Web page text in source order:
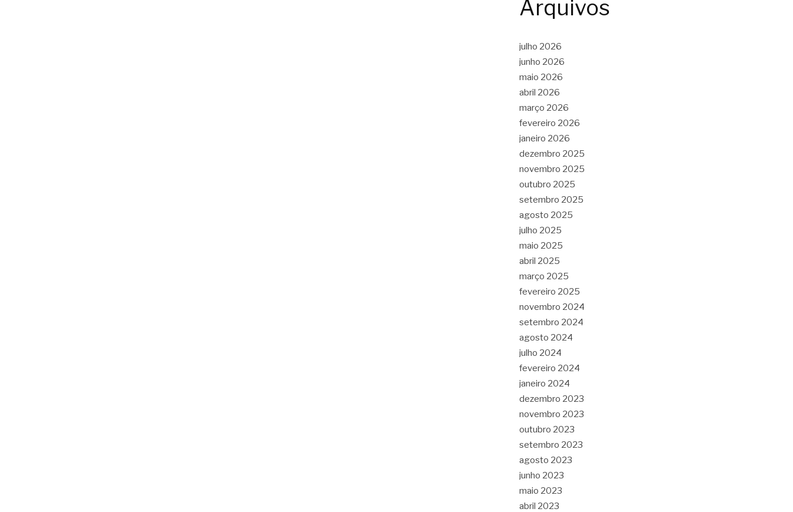
Arquivos
julho 2026
junho 2026
maio 2026
abril 2026
março 2026
fevereiro 2026
janeiro 2026
dezembro 2025
novembro 2025
outubro 2025
setembro 2025
agosto 2025
julho 2025
maio 2025
abril 2025
março 2025
fevereiro 2025
novembro 2024
setembro 2024
agosto 2024
julho 2024
fevereiro 2024
janeiro 2024
dezembro 2023
novembro 2023
outubro 2023
setembro 2023
agosto 2023
junho 2023
maio 2023
abril 2023